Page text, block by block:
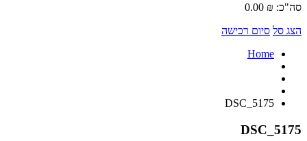
סה"כ:
0.00 ₪
הצג סל סיום רכישה
Home
DSC_5175
DSC_5175